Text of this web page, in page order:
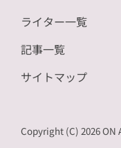
ライター一覧
記事一覧
サイトマップ
Copyright (C) 2026 ON